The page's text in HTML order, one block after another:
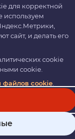
для корректной
используем
сайт, и делать его
cookie
cookie.
файлов cookie